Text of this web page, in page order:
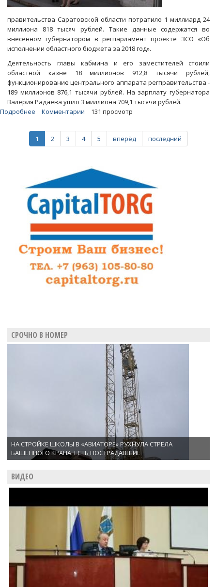
правительства Саратовской области потратило 1 миллиард 24
миллиона 818 тысяч рублей. Такие данные содержатся во
внесенном губернатором в регпарламент проекте ЗСО «Об
исполнении областного бюджета за 2018 год».
Деятельность главы кабмина и его заместителей стоили
областной казне 18 миллионов 912,8 тысячи рублей,
функционирование центрального аппарата регправительства -
189 миллионов 876,1 тысячи рублей. На зарплату губернатора
Валерия Радаева ушло 3 миллиона 709,1 тысячи рублей.
Подробнее
прошлом
году
правительства
региона
превысили
миллиард
рублей
Комментарии 131 просмотр
1 2 3 4 5 вперёд последний
СРОЧНО В НОМЕР
НА СТРОЙКЕ ШКОЛЫ В «АВИАТОРЕ» РУХНУЛА СТРЕЛА
БАШЕННОГО КРАНА. ЕСТЬ ПОСТРАДАВШИЕ
ВИДЕО